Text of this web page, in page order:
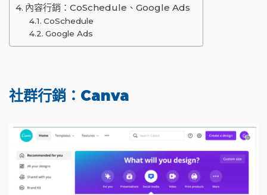
內容行銷：CoSchedule、Google Ads
CoSchedule
Google Ads
社群行銷：Canva